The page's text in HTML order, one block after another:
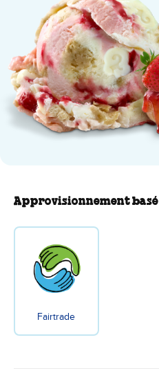
Approvisionnement basé
Fairtrade